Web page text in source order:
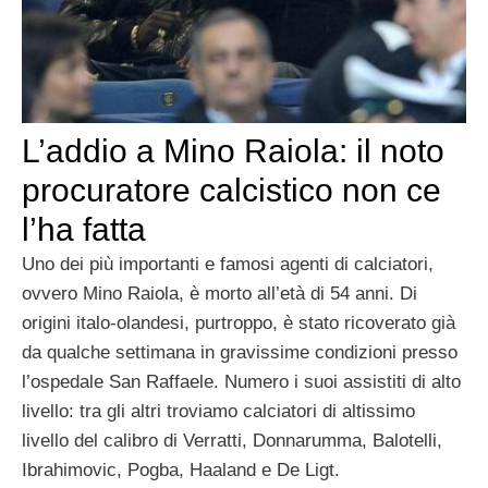
L’addio a Mino Raiola: il noto
procuratore calcistico non ce
l’ha fatta
Uno dei più importanti e famosi agenti di calciatori,
ovvero Mino Raiola, è morto all’età di 54 anni. Di
origini italo-olandesi, purtroppo, è stato ricoverato già
da qualche settimana in gravissime condizioni presso
l’ospedale San Raffaele. Numero i suoi assistiti di alto
livello: tra gli altri troviamo calciatori di altissimo
livello del calibro di Verratti, Donnarumma, Balotelli,
Ibrahimovic, Pogba, Haaland e De Ligt.